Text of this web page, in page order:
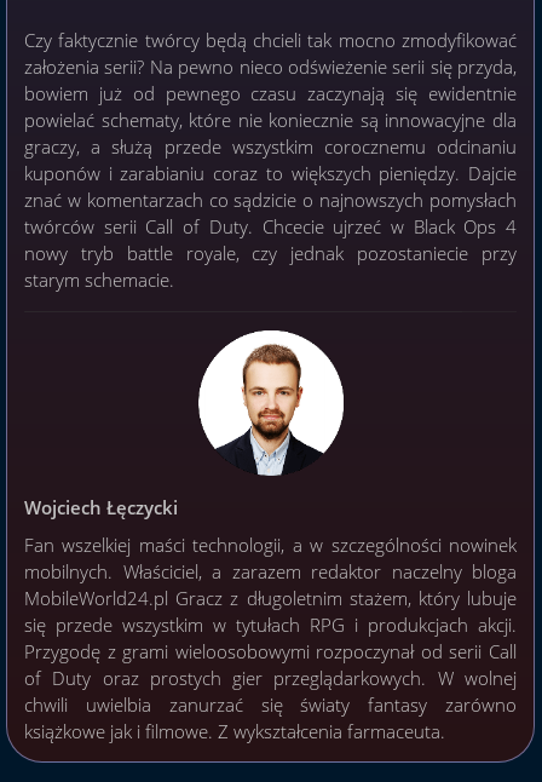
Czy faktycznie twórcy będą chcieli tak mocno zmodyfikować
założenia serii? Na pewno nieco odświeżenie serii się przyda,
bowiem już od pewnego czasu zaczynają się ewidentnie
powielać schematy, które nie koniecznie są innowacyjne dla
graczy, a służą przede wszystkim corocznemu odcinaniu
kuponów i zarabianiu coraz to większych pieniędzy. Dajcie
znać w komentarzach co sądzicie o najnowszych pomysłach
twórców serii Call of Duty. Chcecie ujrzeć w Black Ops 4
nowy tryb battle royale, czy jednak pozostaniecie przy
starym schemacie.
Wojciech Łęczycki
Fan wszelkiej maści technologii, a w szczególności nowinek
mobilnych. Właściciel, a zarazem redaktor naczelny bloga
MobileWorld24.pl Gracz z długoletnim stażem, który lubuje
się przede wszystkim w tytułach RPG i produkcjach akcji.
Przygodę z grami wieloosobowymi rozpoczynał od serii Call
of Duty oraz prostych gier przeglądarkowych. W wolnej
chwili uwielbia zanurzać się światy fantasy zarówno
książkowe jak i filmowe. Z wykształcenia farmaceuta.